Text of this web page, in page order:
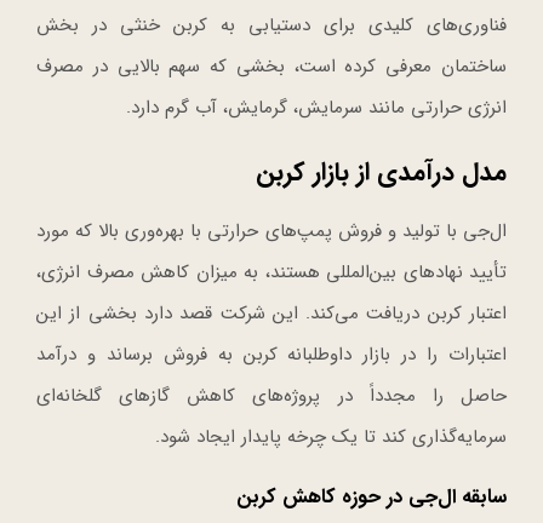
فناوری‌های کلیدی برای دستیابی به کربن خنثی در بخش
ساختمان معرفی کرده است، بخشی که سهم بالایی در مصرف
انرژی حرارتی مانند سرمایش، گرمایش، آب گرم دارد.
مدل درآمدی از بازار کربن
ال‌جی با تولید و فروش پمپ‌های حرارتی با بهره‌وری بالا که مورد
تأیید نهادهای بین‌المللی هستند، به میزان کاهش مصرف انرژی،
اعتبار کربن دریافت می‌کند. این شرکت قصد دارد بخشی از این
اعتبارات را در بازار داوطلبانه کربن به فروش برساند و درآمد
حاصل را مجدداً در پروژه‌های کاهش گازهای گلخانه‌ای
سرمایه‌گذاری کند تا یک چرخه پایدار ایجاد شود.
سابقه ال‌جی در حوزه کاهش کربن